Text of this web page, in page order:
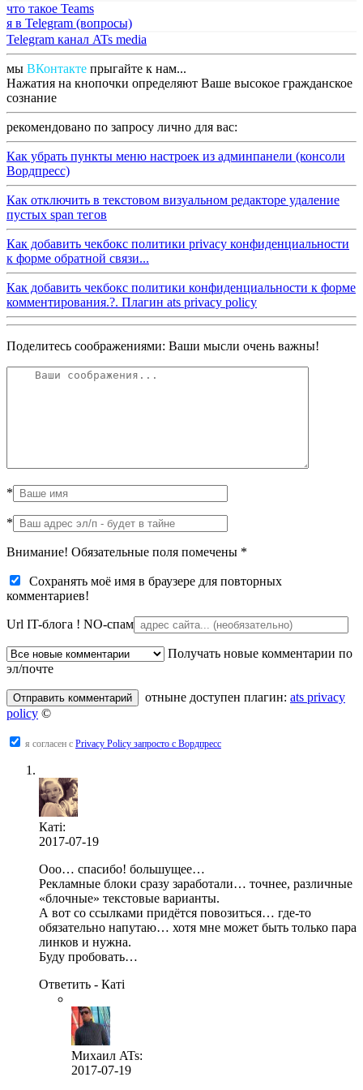
что такое Teams
я в Telegram (вопросы)
Telegram канал ATs media
мы ВКонтакте прыгайте к нам...
Нажатия на кнопочки определяют Ваше высокое гражданское
сознание
рекомендовано по запросу лично для вас:
Как убрать пункты меню настроек из админпанели (консоли
Вордпресс)
Как отключить в текстовом визуальном редакторе удаление
пустых span тегов
Как добавить чекбокс политики privacy конфиденциальности
к форме обратной связи...
Как добавить чекбокс политики конфиденциальности к форме
комментирования.?. Плагин ats privacy policy
Поделитесь соображениями: Ваши мысли очень важны!
*
*
Внимание! Обязательные поля помечены *
Сохранять моё имя в браузере для повторных
комментариев!
Url IT-блога ! NO-спам
Получать новые комментарии по
эл/почте
отныне доступен плагин: ats privacy
policy ©
я согласен с Privacy Policy запросто с Вордпресс
Катi:
2017-07-19
Ооо… спасибо! большущее…
Рекламные блоки сразу заработали… точнее, различные
«блочные» текстовые варианты.
А вот со ссылками придётся повозиться… где-то
обязательно напутаю… хотя мне может быть только пара
линков и нужна.
Буду пробовать…
Ответить - Катi
Михаил ATs:
2017-07-19